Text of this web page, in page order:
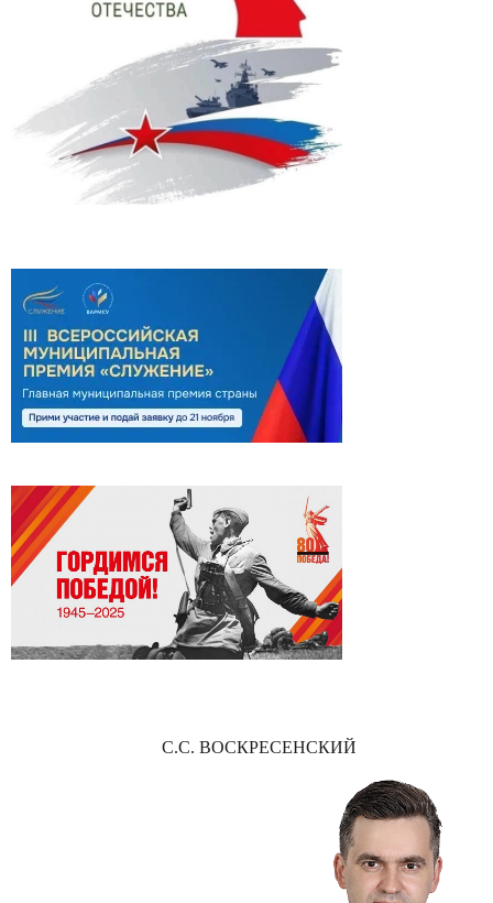
С.С. ВОСКРЕСЕНСКИЙ